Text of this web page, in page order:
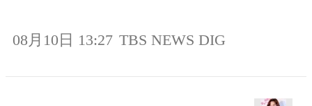
08月10日 13:27 TBS NEWS DIG